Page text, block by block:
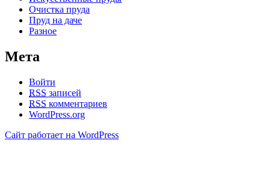
Очистка пруда
Пруд на даче
Разное
Мета
Войти
RSS записей
RSS комментариев
WordPress.org
Сайт работает на WordPress